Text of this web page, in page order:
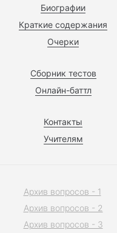
Биографии
Краткие содержания
Очерки
Сборник тестов
Онлайн-баттл
Контакты
Учителям
Архив вопросов - 1
Архив вопросов - 2
Архив вопросов - 3